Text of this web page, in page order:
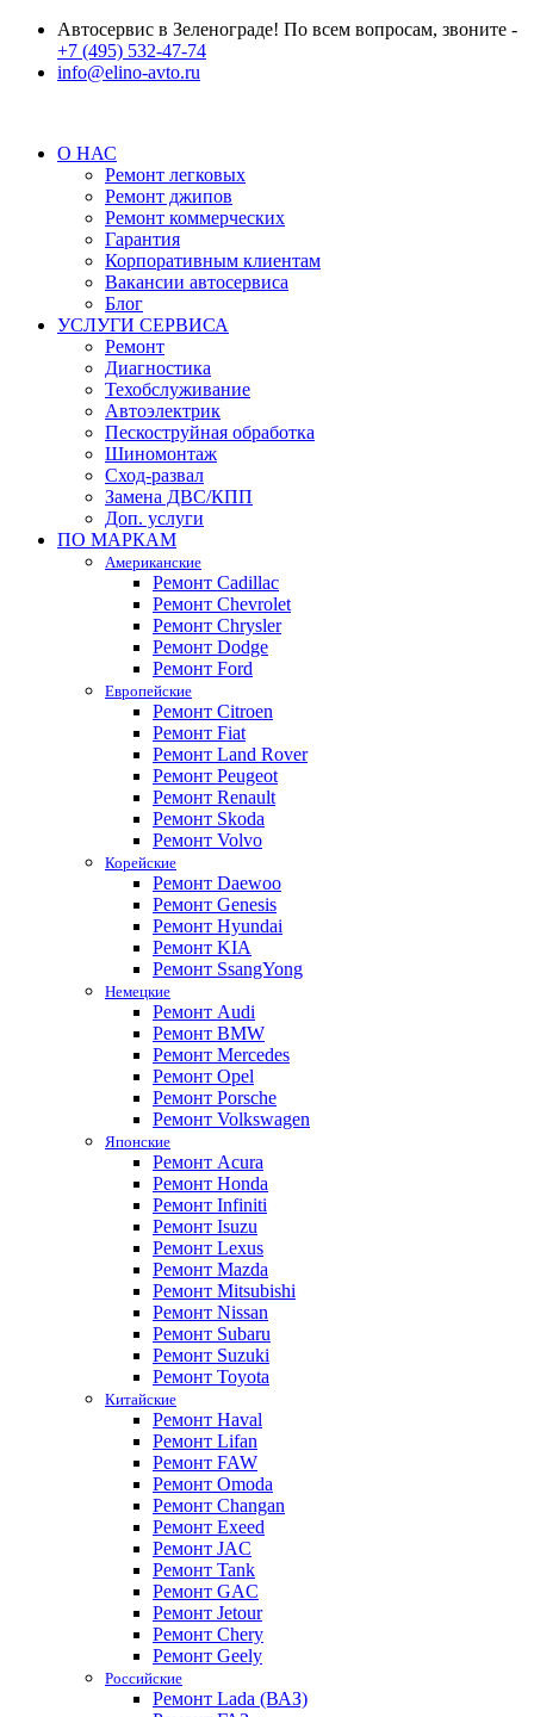
Автосервис в Зеленограде! По всем вопросам, звоните -
+7 (495) 532-47-74
info@elino-avto.ru
О НАС
Ремонт легковых
Ремонт джипов
Ремонт коммерческих
Гарантия
Корпоративным клиентам
Вакансии автосервиса
Блог
УСЛУГИ СЕРВИСА
Ремонт
Диагностика
Техобслуживание
Автоэлектрик
Пескоструйная обработка
Шиномонтаж
Сход-развал
Замена ДВС/КПП
Доп. услуги
ПО МАРКАМ
Американские
Ремонт Cadillac
Ремонт Chevrolet
Ремонт Chrysler
Ремонт Dodge
Ремонт Ford
Европейские
Ремонт Citroen
Ремонт Fiat
Ремонт Land Rover
Ремонт Peugeot
Ремонт Renault
Ремонт Skoda
Ремонт Volvo
Корейские
Ремонт Daewoo
Ремонт Genesis
Ремонт Hyundai
Ремонт KIA
Ремонт SsangYong
Немецкие
Ремонт Audi
Ремонт BMW
Ремонт Mercedes
Ремонт Opel
Ремонт Porsche
Ремонт Volkswagen
Японские
Ремонт Acura
Ремонт Honda
Ремонт Infiniti
Ремонт Isuzu
Ремонт Lexus
Ремонт Mazda
Ремонт Mitsubishi
Ремонт Nissan
Ремонт Subaru
Ремонт Suzuki
Ремонт Toyota
Китайские
Ремонт Haval
Ремонт Lifan
Ремонт FAW
Ремонт Omoda
Ремонт Changan
Ремонт Exeed
Ремонт JAC
Ремонт Tank
Ремонт GAC
Ремонт Jetour
Ремонт Chery
Ремонт Geely
Российские
Ремонт Lada (ВАЗ)